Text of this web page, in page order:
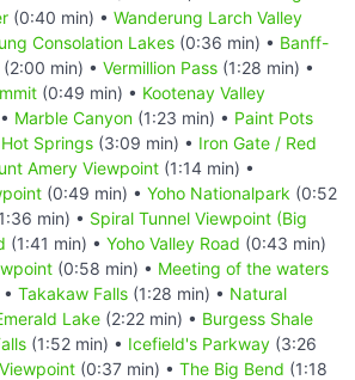
(0:40 min) • Wanderung Larch Valley
Consolation Lakes (0:36 min) • Banff-
(2:00 min) • Vermillion Pass (1:28 min) •
(0:49 min) • Kootenay Valley
Marble Canyon (1:23 min) • Paint Pots
Springs (3:09 min) • Iron Gate / Red
Amery Viewpoint (1:14 min) •
(0:49 min) • Yoho Nationalpark (0:52
min) • Spiral Tunnel Viewpoint (Big
(1:41 min) • Yoho Valley Road (0:43 min)
(0:58 min) • Meeting of the waters
Takakaw Falls (1:28 min) • Natural
Lake (2:22 min) • Burgess Shale
(1:52 min) • Icefield's Parkway (3:26
(0:37 min) • The Big Bend (1:18